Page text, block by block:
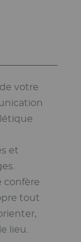
votre
et
confère
tout
lieu.